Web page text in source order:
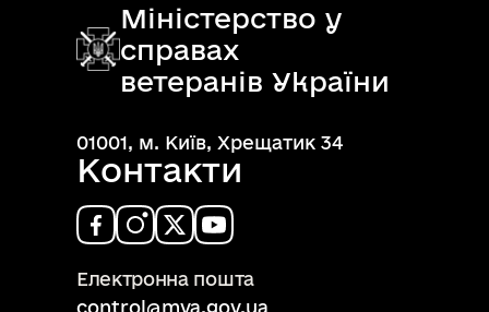
Міністерство у
справах
ветеранів України
01001, м. Київ, Хрещатик 34
Контакти
Електронна пошта
control@mva.gov.ua